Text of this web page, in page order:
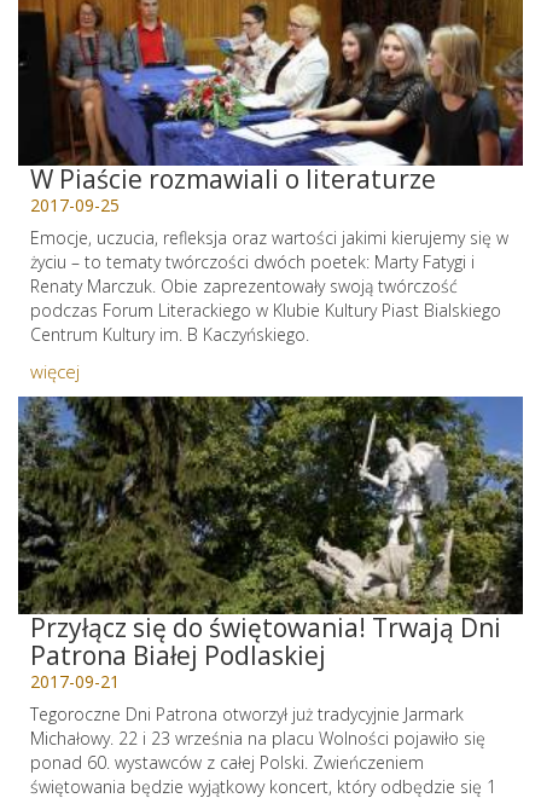
W Piaście rozmawiali o literaturze
2017-09-25
Emocje, uczucia, refleksja oraz wartości jakimi kierujemy się w
życiu – to tematy twórczości dwóch poetek: Marty Fatygi i
Renaty Marczuk. Obie zaprezentowały swoją twórczość
podczas Forum Literackiego w Klubie Kultury Piast Bialskiego
Centrum Kultury im. B Kaczyńskiego.
więcej
Przyłącz się do świętowania! Trwają Dni
Patrona Białej Podlaskiej
2017-09-21
Tegoroczne Dni Patrona otworzył już tradycyjnie Jarmark
Michałowy. 22 i 23 września na placu Wolności pojawiło się
ponad 60. wystawców z całej Polski. Zwieńczeniem
świętowania będzie wyjątkowy koncert, który odbędzie się 1